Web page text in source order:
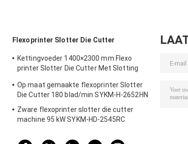
Flexoprinter Slotter Die Cutter
Kettingvoeder 1400×2300 mm Flexo
printer Slotter Die Cutter Met Slotting
Op maat gemaakte flexoprinter Slotter
Die Cutter 180 blad/min SYKM-H-2652HN
Zware flexoprinter slotter die cutter
machine 95 kW SYKM-HD-2545RC